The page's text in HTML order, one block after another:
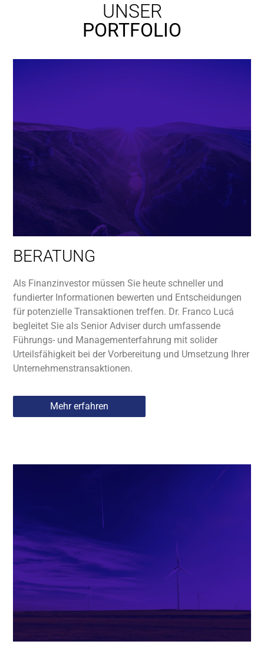
UNSER
PORTFOLIO
Beratung
Jetzt mehr darüber erfahren!
BERATUNG
Als Finanzinvestor müssen Sie heute schneller und
fundierter Informationen bewerten und Entscheidungen
für potenzielle Transaktionen treffen. Dr. Franco Lucá
begleitet Sie als Senior Adviser durch umfassende
Führungs- und Managementerfahrung mit solider
Urteilsfähigkeit bei der Vorbereitung und Umsetzung Ihrer
Unternehmenstransaktionen.
Mehr erfahren
Investment
Jetzt mehr darüber erfahren!